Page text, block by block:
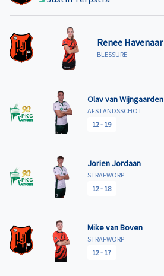
Renee Havenaar
BLESSURE
Olav van Wijngaarden
AFSTANDSSCHOT
12- 19
Jorien Jordaan
STRAFWORP
12- 18
Mike van Boven
STRAFWORP
12- 17